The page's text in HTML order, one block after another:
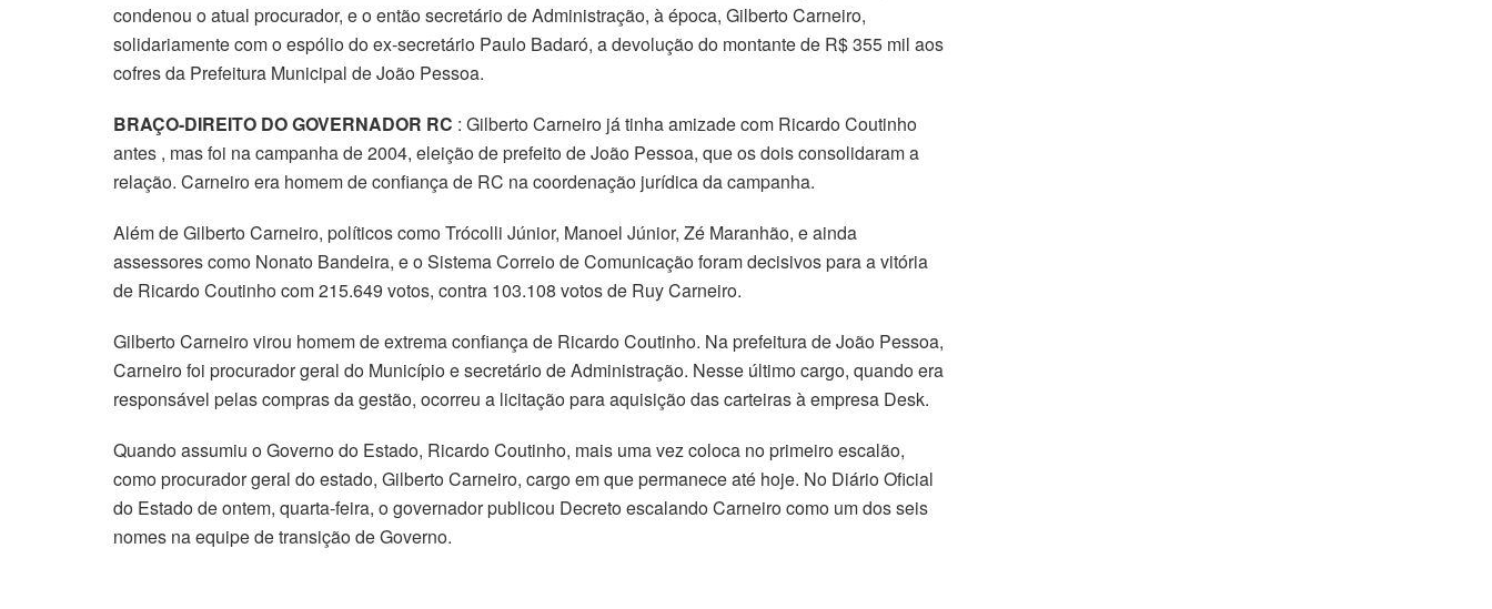
condenou o atual procurador, e o então secretário de Administração, à época, Gilberto Carneiro,
solidariamente com o espólio do ex-secretário Paulo Badaró, a devolução do montante de R$ 355 mil aos
cofres da Prefeitura Municipal de João Pessoa.
BRAÇO-DIREITO DO GOVERNADOR RC : Gilberto Carneiro já tinha amizade com Ricardo Coutinho
antes , mas foi na campanha de 2004, eleição de prefeito de João Pessoa, que os dois consolidaram a
relação. Carneiro era homem de confiança de RC na coordenação jurídica da campanha.
Além de Gilberto Carneiro, políticos como Trócolli Júnior, Manoel Júnior, Zé Maranhão, e ainda
assessores como Nonato Bandeira, e o Sistema Correio de Comunicação foram decisivos para a vitória
de Ricardo Coutinho com 215.649 votos, contra 103.108 votos de Ruy Carneiro.
Gilberto Carneiro virou homem de extrema confiança de Ricardo Coutinho. Na prefeitura de João Pessoa,
Carneiro foi procurador geral do Município e secretário de Administração. Nesse último cargo, quando era
responsável pelas compras da gestão, ocorreu a licitação para aquisição das carteiras à empresa Desk.
Quando assumiu o Governo do Estado, Ricardo Coutinho, mais uma vez coloca no primeiro escalão,
como procurador geral do estado, Gilberto Carneiro, cargo em que permanece até hoje. No Diário Oficial
do Estado de ontem, quarta-feira, o governador publicou Decreto escalando Carneiro como um dos seis
nomes na equipe de transição de Governo.